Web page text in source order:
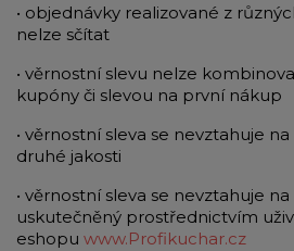
• objednávky realizované z
nelze sčítat
• věrnostní slevu nelze
kupóny či slevou na první nákup
• věrnostní sleva se nevztahuje
druhé jakosti
• věrnostní sleva se nevztahuje
uskutečněný prostřednictvím
eshopu www.Profikuchar.cz